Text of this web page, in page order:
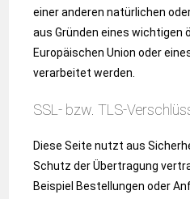
einer anderen natürlichen
aus Gründen eines
Europäischen Union oder
verarbeitet werden.
SSL- bzw. TLS-
Diese Seite nutzt aus
Schutz der Übertragung
Beispiel Bestellungen oder